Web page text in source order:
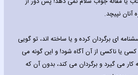
آنان نپیچد.
ای برگردان کرده و یا ساخته اند، تو گویی
کسی یا ناکسی از آن آگاه شود! و این گونه می
می گیرد و برگردان می کند، بدون آن که